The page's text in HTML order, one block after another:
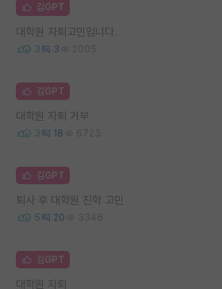
김GPT
대학원 자퇴고민입니다.
3 3 2005
김GPT
대학원 자퇴 거부
3 18 6723
김GPT
퇴사 후 대학원 진학 고민
5 20 3346
김GPT
대학원 자퇴